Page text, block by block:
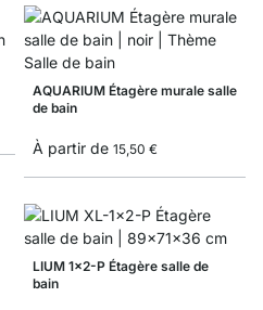
AQUARIUM Étagère murale salle
de bain
À partir de 15,50 €
LIUM 1x2-P Étagère salle de
bain